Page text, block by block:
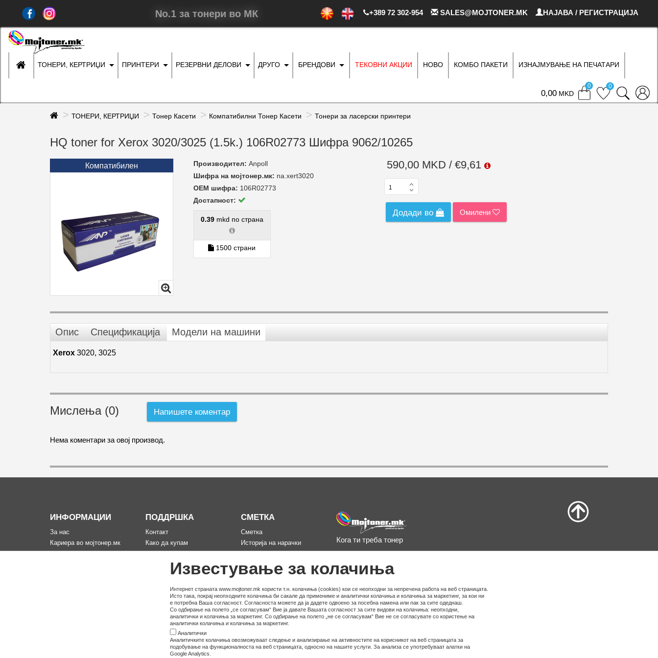
Известување за колачиња
Интернет страната www.mojtoner.mk користи т.н. колачиња (cookies) кои се неопходни за непречена работа на веб страницата.
Исто така, покрај неопходните колачиња би сакале да примениме и аналитички колачиња и колачиња за маркетинг, за кои ни
е потребна Ваша согласност. Согласноста можете да ја дадете одвоено за посебна намена или пак за сите одеднаш.
Со одбирање на полето „се согласувам“ Вие ја давате Вашата согласност за сите видови на колачиња: неопходни,
аналитички и колачиња за маркетинг. Со одбирање на полето „не се согласувам“ Вие не се согласувате со користење на
аналитички колачиња и колачиња за маркетинг.
Аналитички
Аналитичките колачиња овозможуваат следење и анализирање на активностите на корисникот на веб страницата за
подобување на функционалноста на веб страницата, односно на нашите услуги. За анализа се употребуваат алатки на
Google Analytics.
No.1 за тонери во МК +389 72 302-954 SALES@MOJTONER.MK НАЈАВА / РЕГИСТРАЦИЈА
ТОНЕРИ, КЕРТРИЏИ ПРИНТЕРИ РЕЗЕРВНИ ДЕЛОВИ ДРУГО БРЕНДОВИ ТЕКОВНИ АКЦИИ НОВО КОМБО ПАКЕТИ ИЗНАЈМУВАЊЕ НА ПЕЧАТАРИ
0 MKD
0 0
ТОНЕРИ, КЕРТРИЏИ Тонер Касети Компатибилни Тонер Касети Тонери за ласерски принтери
HQ toner for Xerox 3020/3025 (1.5k.) 106R02773 Шифра 9062/10265
Компатибилен Производител: Anpoll
Шифра на мојтонер.мк: na.xert3020
ОЕМ шифра: 106R02773
Достапност:
0.39 mkd по страна
1500 страни
590,00 MKD / €9,61
Додади во Омилени
Опис Спецификација Модели на машини
Xerox 3020, 3025
Мислења (0) Напишете коментар
Нема коментари за овој производ.
ИНФОРМАЦИИ
За нас
Кариера во мојтонер.мк
Информации за испорака
ПОДДРШКА
Контакт
Како да купам
Рекламација за производ
Мапа на сајтот
СМЕТКА
Сметка
Историја на нарачки
Омилени
Кога ти треба тонер